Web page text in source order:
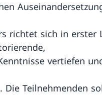
richtet sich in erster
vertiefen
Die Teilnehmenden